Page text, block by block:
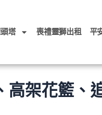
塔 喪禮靈獅出租 平
高架花籃、